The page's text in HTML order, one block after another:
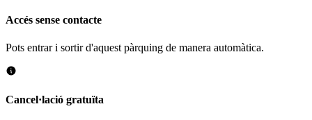
Accés sense contacte
Pots entrar i sortir d'aquest pàrquing de manera automàtica.
Cancel·lació gratuïta